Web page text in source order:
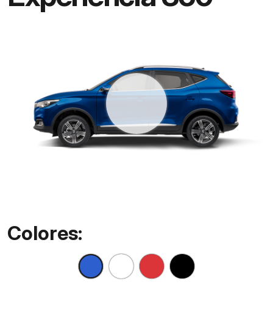
Colores: